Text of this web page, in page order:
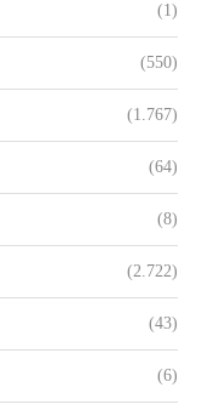
(1)
(550)
(1.767)
(64)
(8)
(2.722)
(43)
(6)